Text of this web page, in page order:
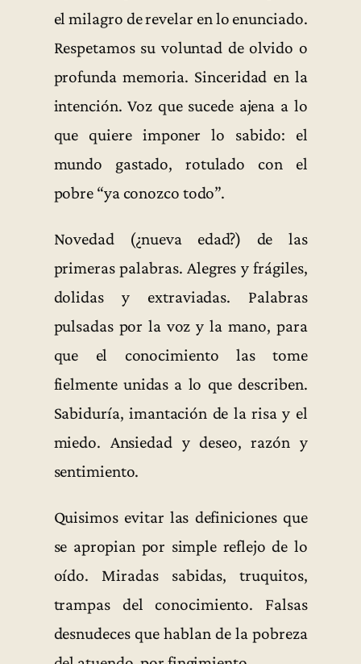
el milagro de revelar en lo enunciado.
Respetamos su voluntad de olvido o
profunda memoria. Sinceridad en la
intención. Voz que sucede ajena a lo
que quiere imponer lo sabido: el
mundo gastado, rotulado con el
pobre “ya conozco todo”.
Novedad (¿nueva edad?) de las
primeras palabras. Alegres y frágiles,
dolidas y extraviadas. Palabras
pulsadas por la voz y la mano, para
que el conocimiento las tome
fielmente unidas a lo que describen.
Sabiduría, imantación de la risa y el
miedo. Ansiedad y deseo, razón y
sentimiento.
Quisimos evitar las definiciones que
se apropian por simple reflejo de lo
oído. Miradas sabidas, truquitos,
trampas del conocimiento. Falsas
desnudeces que hablan de la pobreza